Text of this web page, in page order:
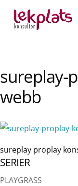
sureplay-
webb
sureplay proplay
SERIER
PLAYGRASS